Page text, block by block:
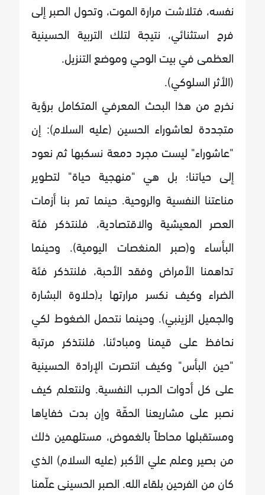
نفسه، فتلاشت مرارة الموت، وتحول الصبر إلى
فرح استثنائي، نتيجة لتلك التربية الحسينية
العظمى في بيت الوحي وموضع التنزيل.
(الأثر السلوكي).
نخرج من هذا البحث المعرفي المتكامل برؤية
متجددة لعاشوراء الحسين (عليه السلام): إن
"عاشوراء" ليست مجرد دمعة نسكبها ثم نعود
إلى حياتنا؛ بل هي "منهجية حياة" لتطوير
مناعتنا النفسية والروحية. حينما تمر بنا أزمات
العصر المعيشية والاقتصادية، فلنتذكر فئة
البأساء و(صبر المنغصات اليومية). وحينما
تداهمنا الأمراض وفقد الأحبة، فلنتذكر فئة
الضراء وكيف نكسر مرارتها بـ(حلاوة البشارة
والجميل الزينبي). وحينما نتحمل الضغوط لكي
نحافظ على قيمنا ومبادئنا، فلنتذكر مرتبة
"حين البأس" وكيف انتصرت الإرادة الحسينية
على كل أدوات الحرب النفسية. ولنتعلم كيف
نصبر على مشاريعنا الحقّة وإن بدت خفاياها
ومستقبلها محاطاً بالغموض، مستلهمين ذلك
من بصير وعلم علي الأكبر (عليه السلام) الذي
كان من الفرحين بلقاء الله. الصبر الحسينى علّمنا